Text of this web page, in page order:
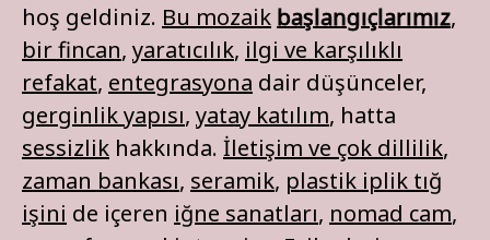
hoş geldiniz. Bu mozaik başlangıçlarımız,
bir fincan, yaratıcılık, ilgi ve karşılıklı
refakat, entegrasyona dair düşünceler,
gerginlik yapısı, yatay katılım, hatta
sessizlik hakkında. İletişim ve çok dillilik,
zaman bankası, seramik, plastik iplik tığ
işini de içeren iğne sanatları, nomad cam,